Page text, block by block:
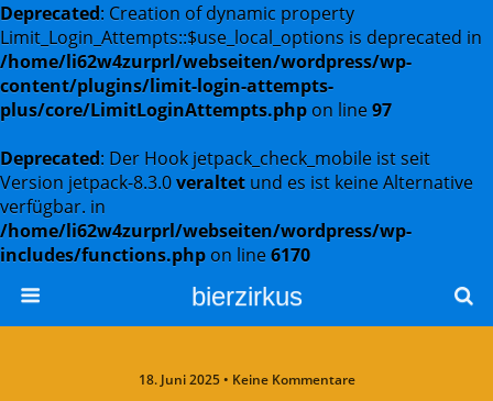
Deprecated: Creation of dynamic property
Limit_Login_Attempts::$use_local_options is deprecated in
/home/li62w4zurprl/webseiten/wordpress/wp-
content/plugins/limit-login-attempts-
plus/core/LimitLoginAttempts.php on line97
Deprecated: Der Hook jetpack_check_mobile ist seit
Version jetpack-8.3.0veraltet und es ist keine Alternative
verfügbar. in
/home/li62w4zurprl/webseiten/wordpress/wp-
includes/functions.php on line6170
bierzirkus
18. Juni 2025 • Keine Kommentare